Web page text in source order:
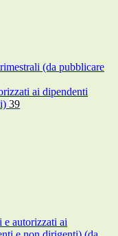
(da pubblicare
ai dipendenti
39
autorizzati ai